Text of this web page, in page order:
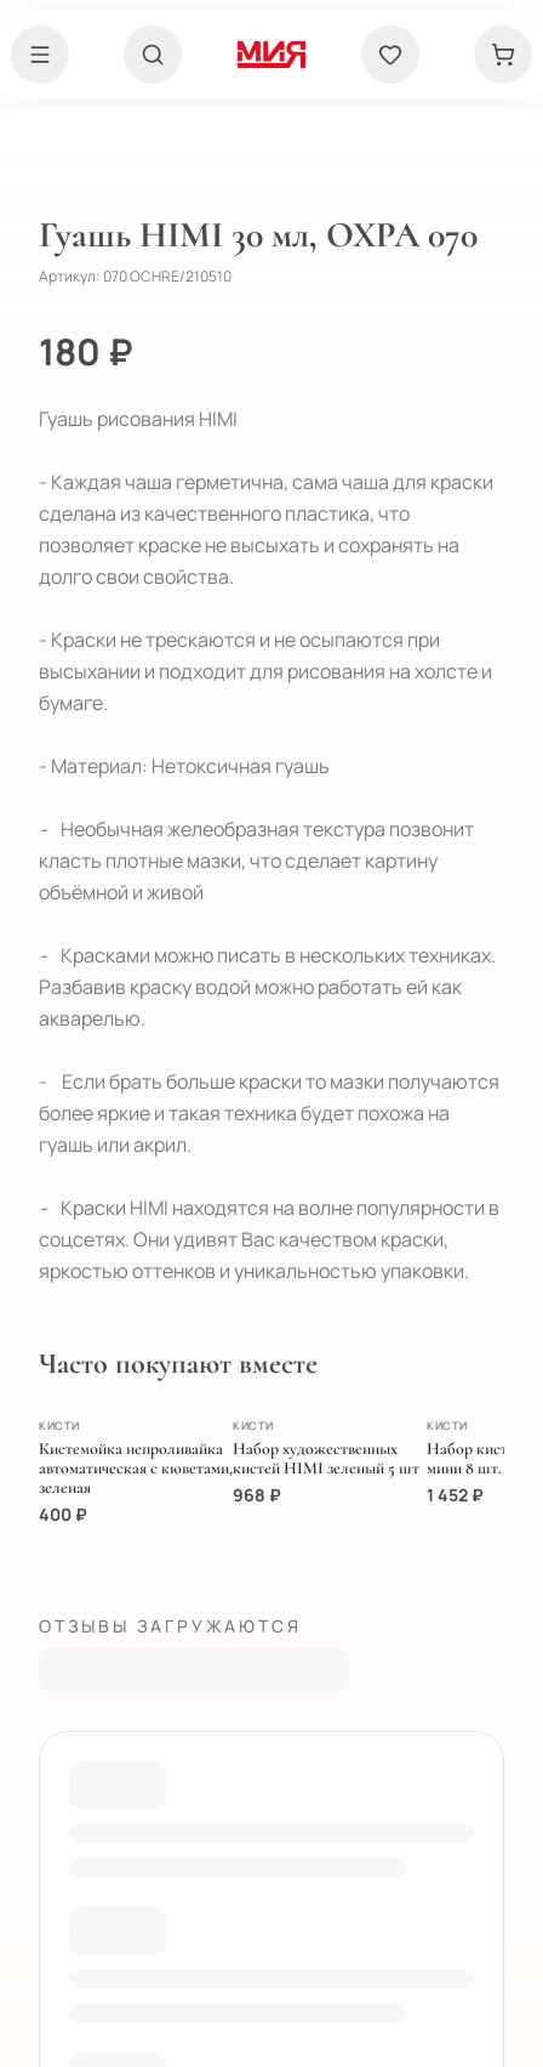
Гуашь HIMI 30 мл, ОХРА 070
Артикул: 070 OCHRE/210510
180 ₽
Гуашь рисования HIMI
- Каждая чаша герметична, сама чаша для краски
сделана из качественного пластика, что
позволяет краске не высыхать и сохранять на
долго свои свойства.
- Краски не трескаются и не осыпаются при
высыхании и подходит для рисования на холсте и
бумаге.
- Материал: Нетоксичная гуашь
⁃   Необычная желеобразная текстура позвонит
класть плотные мазки, что сделает картину
объёмной и живой
⁃   Красками можно писать в нескольких техниках.
Разбавив краску водой можно работать ей как
акварелью.
-    Если брать больше краски то мазки получаются
более яркие и такая техника будет похожа на
гуашь или акрил.
⁃   Краски HIMI находятся на волне популярности в
соцсетях. Они удивят Вас качеством краски,
яркостью оттенков и уникальностью упаковки.
Часто покупают вместе
ХИТ
КИСТИ
Кистемойка непроливайка
автоматическая с кюветами,
зеленая
400 ₽
ПОПУЛЯРНОЕ
КИСТИ
Набор художественных
кистей HIMI зеленый 5 шт
968 ₽
ЭКСКЛЮЗИВ
КИСТИ
Набор кистей
мини 8 шт.
1 452 ₽
ОТЗЫВЫ ЗАГРУЖАЮТСЯ